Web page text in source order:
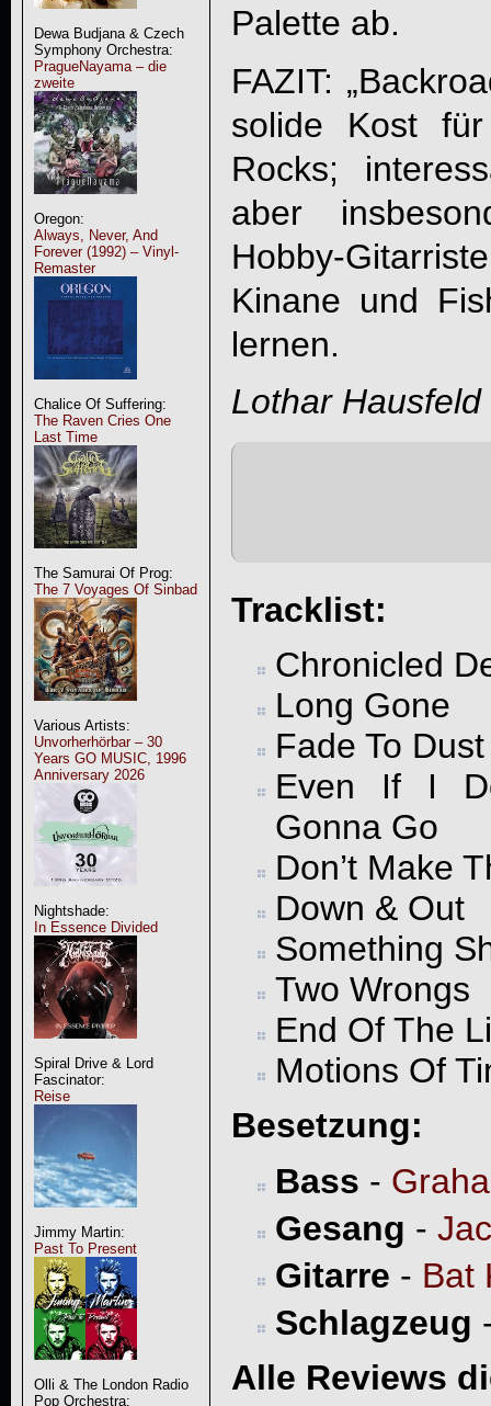
Dewa Budjana & Czech
Symphony Orchestra:
PragueNayama – die
zweite
Oregon:
Always, Never, And
Forever (1992) – Vinyl-
Remaster
Chalice Of Suffering:
The Raven Cries One
Last Time
The Samurai Of Prog:
The 7 Voyages Of Sinbad
Various Artists:
Unvorherhörbar – 30
Years GO MUSIC, 1996
Anniversary 2026
Nightshade:
In Essence Divided
Spiral Drive & Lord
Fascinator:
Reise
Jimmy Martin:
Past To Present
Olli & The London Radio
Pop Orchestra:
Palette ab.
FAZIT: „
solide Kost
Rocks;
aber
Hobby-
Kinane und
lernen.
Lothar Hausfeld
Tracklist:
Chronicled
Long Gone
Fade To Dust
Even If I
Gonna Go
Don’t Make
Down & Out
Something
Two Wrongs
End Of The
Motions Of
Besetzung:
Bass -
Gesang -
Gitarre - Bat
Schlagzeug
Alle Reviews